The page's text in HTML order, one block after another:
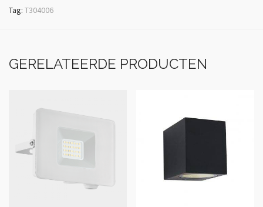
Tag: T304006
GERELATEERDE PRODUCTEN